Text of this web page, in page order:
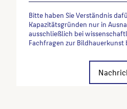
Bitte haben Sie Verständnis
Kapazitätsgründen nur in
ausschließlich bei
Fachfragen zur